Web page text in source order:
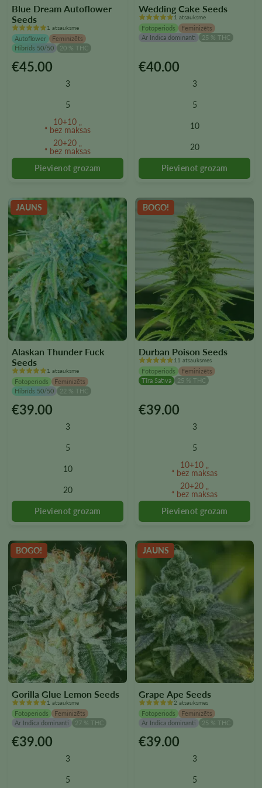
Blue Dream Autoflower
Seeds
1 atsauksme
Autoflower
Feminizēts
Hibrīds 50/50
20 % THC
€45.00
3
5
10+10 „
“ bez maksas
20+20 „
“ bez maksas
Šim
produkta
lapā
Wedding Cake Seeds
1 atsauksme
Fotoperiods
Feminizēts
Ar Indica dominanti
25 % THC
€40.00
3
5
10
20
Šim
produkta
lapā
JAUNS
Alaskan Thunder Fuck
Seeds
1 atsauksme
Fotoperiods
Feminizēts
Hibrīds 50/50
22 % THC
€39.00
3
5
10
20
Šim
produkta
lapā
BOGO!
Durban Poison Seeds
11 atsauksmes
Fotoperiods
Feminizēts
Tīra Sativa
25 % THC
€39.00
3
5
10+10 „
“ bez maksas
20+20 „
“ bez maksas
Šim
produkta
lapā
BOGO!
Gorilla Glue Lemon Seeds
1 atsauksme
Fotoperiods
Feminizēts
Ar Indica dominanti
27 % THC
€39.00
3
5
Šim
JAUNS
Grape Ape Seeds
2 atsauksmes
Fotoperiods
Feminizēts
Ar Indica dominanti
25 % THC
€39.00
3
5
Šim